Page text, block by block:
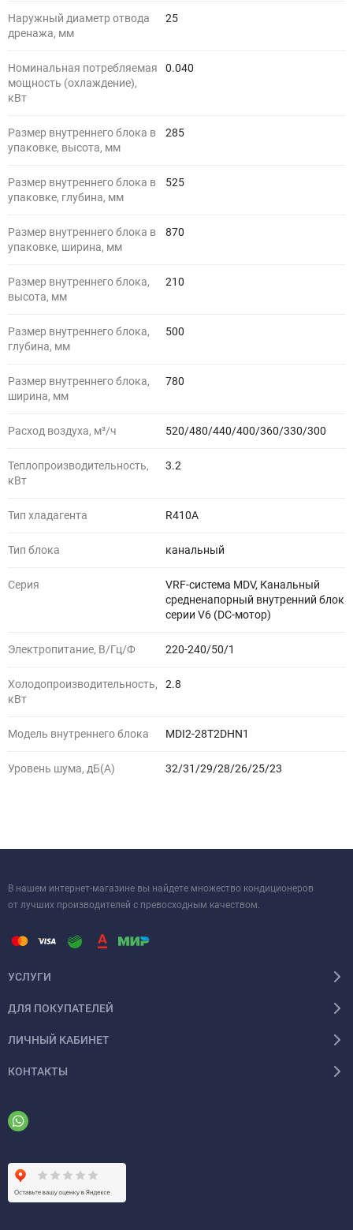
Наружный диаметр отвода
дренажа, мм
25
Номинальная потребляемая
мощность (охлаждение),
кВт
0.040
Размер внутреннего блока в
упаковке, высота, мм
285
Размер внутреннего блока в
упаковке, глубина, мм
525
Размер внутреннего блока в
упаковке, ширина, мм
870
Размер внутреннего блока,
высота, мм
210
Размер внутреннего блока,
глубина, мм
500
Размер внутреннего блока,
ширина, мм
780
Расход воздуха, м³/ч 520/480/440/400/360/330/300
Теплопроизводительность,
кВт
3.2
Тип хладагента R410A
Тип блока канальный
Серия
VRF-система MDV, Канальный
средненапорный внутренний блок
серии V6 (DC-мотор)
Электропитание, В/Гц/Ф 220-240/50/1
Холодопроизводительность,
кВт
2.8
Модель внутреннего блока MDI2-28T2DHN1
Уровень шума, дБ(A) 32/31/29/28/26/25/23
В нашем интернет-магазине вы найдете множество кондиционеров
от лучших производителей с превосходным качеством.
УСЛУГИ
ДЛЯ ПОКУПАТЕЛЕЙ
ЛИЧНЫЙ КАБИНЕТ
КОНТАКТЫ